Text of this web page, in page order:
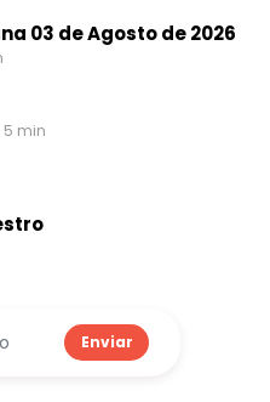
03 de Agosto de 2026
5 min
Enviar